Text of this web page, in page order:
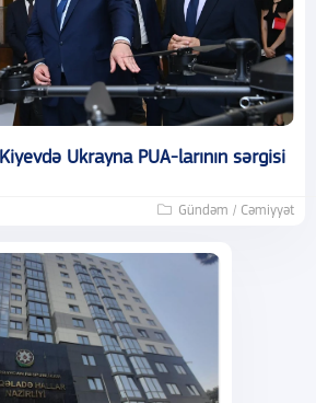
Ukrayna PUA-larının sərgisi
Gündəm / Cəmiyyət